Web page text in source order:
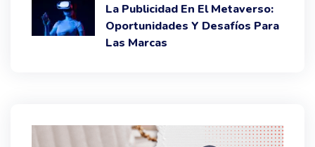
La Publicidad En El Metaverso:
Oportunidades Y Desafíos Para
Las Marcas